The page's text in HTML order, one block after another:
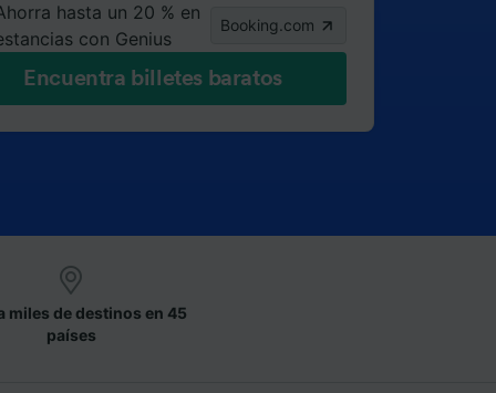
hasta un 20 % en
con Genius
Booking.com
Encuentra billetes baratos
miles de destinos en 45
países